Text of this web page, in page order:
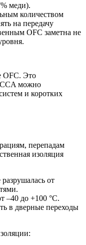
меди).
количеством
на передачу
OFC заметна не
OFC. Это
CCA можно
и коротких
перепадам
изоляция
от
–40 до +100 °C.
в дверные переходы